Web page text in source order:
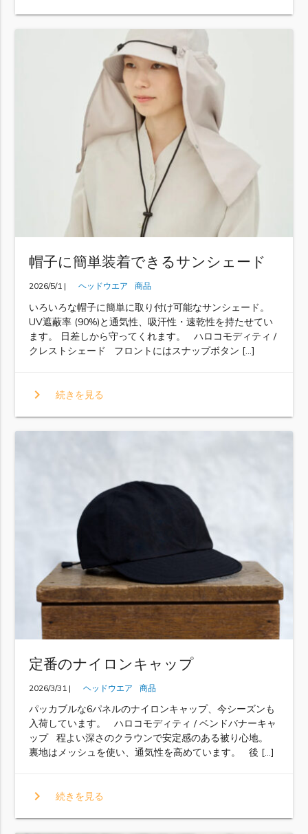
帽子に簡単装着できるサンシェード
2026/5/1 | ヘッドウエア 商品
いろいろな帽子に簡単に取り付け可能なサンシェード。
UV遮蔽率 (90%)と通気性、吸汗性・速乾性を持たせてい
ます。 日差しから守ってくれます。 ハロコモディティ /
クレストシェード フロントにはスナップボタン […]
chevron_right 続きを見る
定番のナイロンキャップ
2026/3/31 | ヘッドウエア 商品
パッカブルな6パネルのナイロンキャップ、今シーズンも
入荷しています。 ハロコモディティ / ベンドバナーキャ
ップ 程よい深さのクラウンで安定感のある被り心地。
裏地はメッシュを使い、通気性を高めています。 後 […]
chevron_right 続きを見る